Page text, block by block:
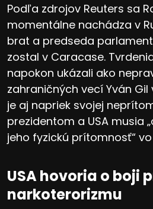
Podľa zdrojov Reuters sa
momentálne nachádza v
brat a predseda
zostal v Caracase.
napokon ukázali ako
zahraničných vecí Yván Gil
je aj napriek svojej
prezidentom a USA musia
jeho fyzickú prítomnosť“ vo
USA hovoria o boji
narkoterorizmu